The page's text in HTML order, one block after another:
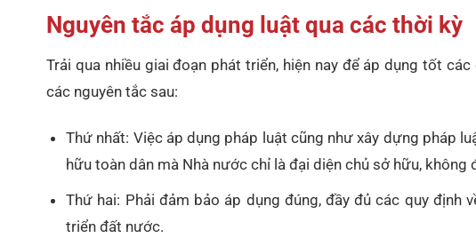
Nguyên tắc áp dụng luật qua các thời kỳ
Trải qua nhiều giai đoạn phát triển, hiện nay để áp dụng tốt
các nguyên tắc sau:
Thứ nhất: Việc áp dụng pháp luật cũng như xây dựng pháp
hữu toàn dân mà Nhà nước chỉ là đại diện chủ sở hữu,
Thứ hai: Phải đảm bảo áp dụng đúng, đầy đủ các quy định
triển đất nước.